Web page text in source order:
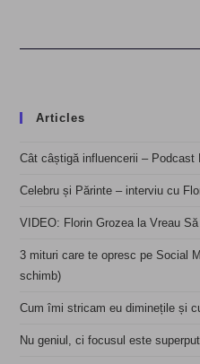
Articles
Cât câștigă influencerii – Podcast
Celebru și Părinte – interviu cu
VIDEO: Florin Grozea la Vreau
3 mituri care te opresc pe Social
schimb)
Cum îmi stricam eu diminețile și
Nu geniul, ci focusul este